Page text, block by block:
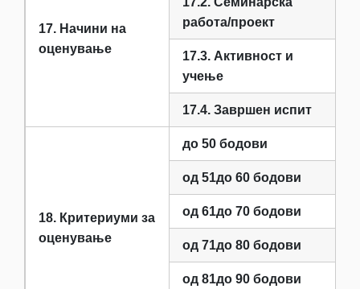
17. Начини на
оценување
работа/проект
17.3. Активност и
учење
17.4. Завршен испит
18. Критериуми за
оценување
до 50 бодови
од 51до 60 бодови
од 61до 70 бодови
од 71до 80 бодови
од 81до 90 бодови